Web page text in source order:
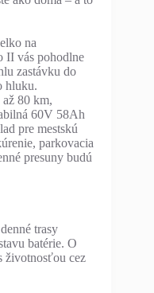
na
II vás pohodlne
zastávku do
hluku.
80 km,
60V 58Ah
pre mestskú
parkovacia
presuny budú
trasy
batérie. O
životnosťou cez